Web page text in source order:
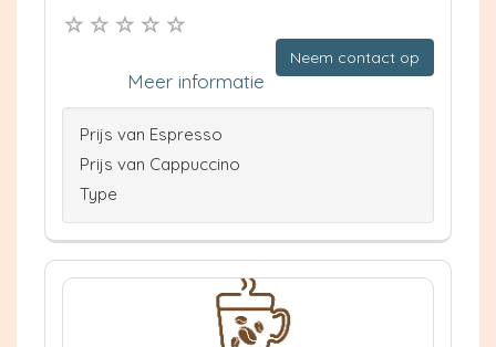
Neem contact op
Meer informatie
Prijs van Espresso
Prijs van Cappuccino
Type